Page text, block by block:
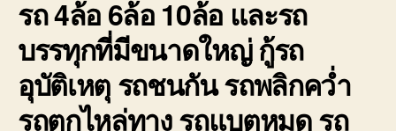
รถ 4ล้อ 6ล้อ 10ล้อ และรถ
บรรทุกที่มีขนาดใหญ่ กู้รถ
อุบัติเหตุ รถชนกัน รถพลิกคว่ำ
รถตกไหล่ทาง รถแบตหมด รถ